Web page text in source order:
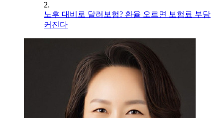
2.
노후 대비로 달러보험? 환율 오르면 보험료 부담
커진다